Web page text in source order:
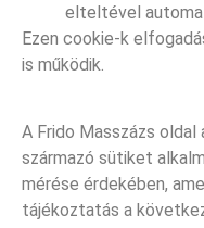
elteltével
Ezen cookie-k
is működik.
A Frido Masszázs oldal
származó sütiket
mérése érdekében,
tájékoztatás a